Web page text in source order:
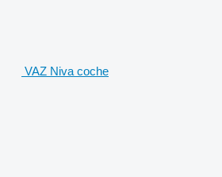
VAZ Niva coche